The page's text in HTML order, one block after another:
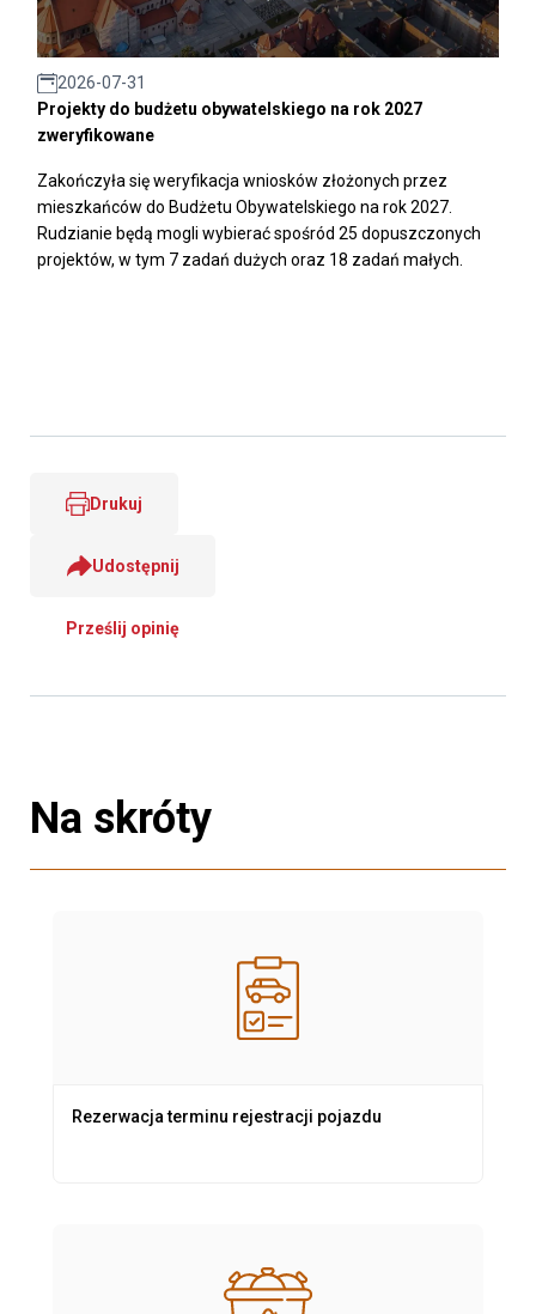
2026-07-31
Projekty do budżetu obywatelskiego na rok 2027
zweryfikowane
Zakończyła się weryfikacja wniosków złożonych przez
mieszkańców do Budżetu Obywatelskiego na rok 2027.
Rudzianie będą mogli wybierać spośród 25 dopuszczonych
projektów, w tym 7 zadań dużych oraz 18 zadań małych.
Drukuj
Udostępnij
Prześlij opinię
Na skróty
Rezerwacja terminu rejestracji pojazdu